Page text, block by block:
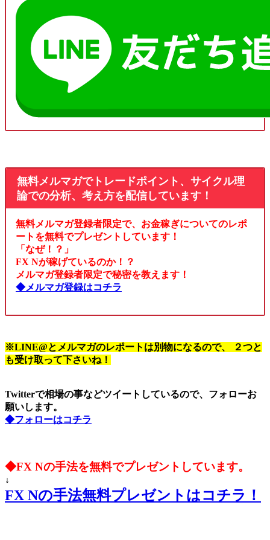
無料メルマガでトレードポイント、サイクル理
論での分析、考え方を配信しています！
無料メルマガ登録者限定で、お金稼ぎについてのレポ
ートを無料でプレゼントしています！
「なぜ！？」
FX Nが稼げているのか！？
メルマガ登録者限定で秘密を教えます！
◆メルマガ登録はコチラ
※LINE@とメルマガのレポートは別物になるので、 ２つと
も受け取って下さいね！
Twitterで相場の事などツイートしているので、フォローお
願いします。
◆フォローはコチラ
◆FX Nの手法を無料でプレゼントしています。
↓
FX Nの手法無料プレゼントはコチラ！